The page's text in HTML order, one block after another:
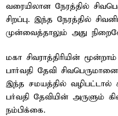
வரையிலான நேரத்தில்
சிறப்பு. இந்த நேரத்தில்
முன்வைத்தாலும் அது
மகா சிவராத்திரியின்
பார்வதி தேவி
இந்த சமயத்தில் வழிபட்டால்
பர்வதி தேவியின் அருளும்
நம்பிக்கை.